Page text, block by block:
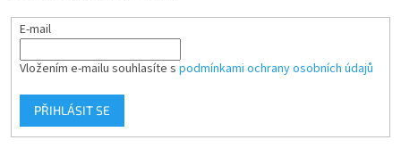
E-mail
Vložením e-mailu souhlasíte s podmínkami ochrany osobních údajů
PŘIHLÁSIT SE